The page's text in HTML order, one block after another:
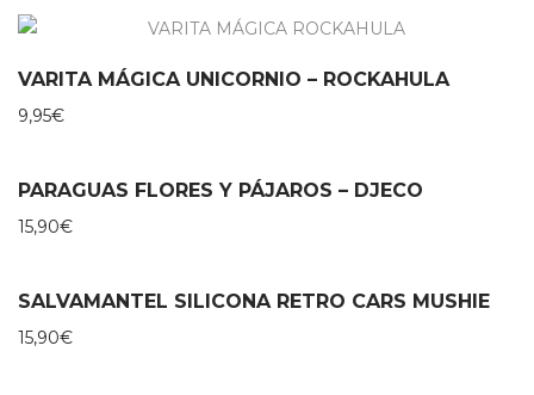
VARITA MÁGICA UNICORNIO – ROCKAHULA
9,95€
PARAGUAS FLORES Y PÁJAROS – DJECO
15,90€
SALVAMANTEL SILICONA RETRO CARS MUSHIE
15,90€